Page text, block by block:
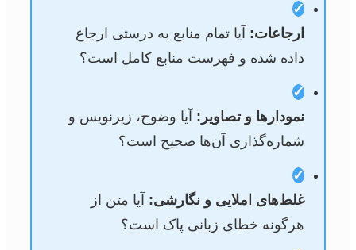
✓
ارجاعات: آیا تمام منابع به درستی ارجاع
داده شده و فهرست منابع کامل است؟
✓
نمودارها و تصاویر: آیا وضوح، زیرنویس و
شماره‌گذاری آن‌ها صحیح است؟
✓
غلط‌های املایی و نگارشی: آیا متن از
هرگونه خطای زبانی پاک است؟